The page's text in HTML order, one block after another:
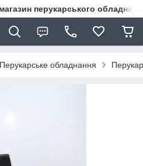
перукарського
Перукарське обладнання